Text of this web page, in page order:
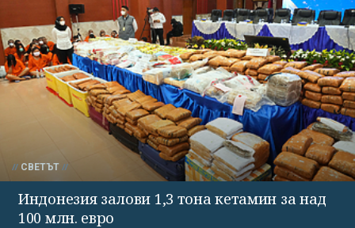
СВЕТЪТ
Индонезия залови 1,3 тона кетамин за над
100 млн. евро